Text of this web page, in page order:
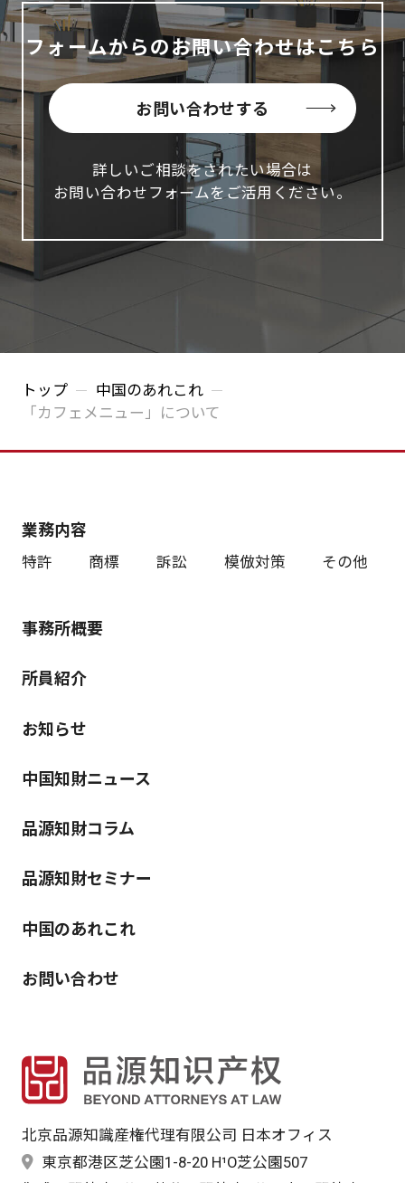
フォームからのお問い合わせはこちら
お問い合わせする
詳しいご相談をされたい場合は
お問い合わせフォームをご活用ください。
トップ
中国のあれこれ
「カフェメニュー」について
業務内容
特許 商標 訴訟 模倣対策 その他
事務所概要
所員紹介
お知らせ
中国知財ニュース
品源知財コラム
品源知財セミナー
中国のあれこれ
お問い合わせ
北京品源知識産権代理有限公司 日本オフィス
東京都港区芝公園1-8-20 H¹O芝公園507